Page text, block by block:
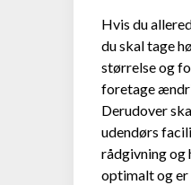
Hvis du
du skal tage
størrelse og
foretage
Derudover
udendørs
rådgivning og
optimalt og er